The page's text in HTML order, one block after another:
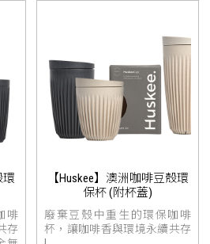
環
啡
存
【Huskee】澳洲咖啡豆殼環
保杯 (附杯蓋)
廢棄豆殼中重生的環保咖啡
杯，讓咖啡香與環境永續共存